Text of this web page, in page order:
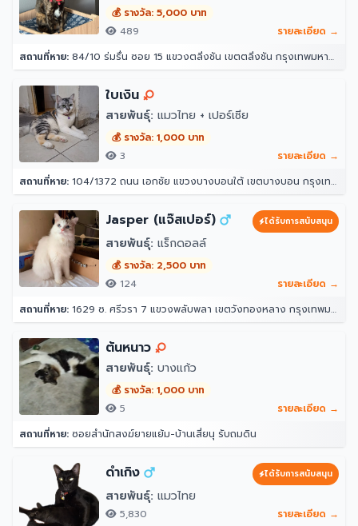
💰 รางวัล: 5,000 บาท
489
รายละเอียด →
สถานที่หาย: 84/10 ร่มรื่น ซอย 15 แขวงตลิ่งชัน เขตตลิ่งชัน กรุงเทพมหานคร 10170
ใบเงิน
สายพันธุ์: แมวไทย + เปอร์เซีย
💰 รางวัล: 1,000 บาท
3
รายละเอียด →
สถานที่หาย: 104/1372 ถนน เอกชัย แขวงบางบอนใต้ เขตบางบอน กรุงเทพมหานคร 10150
Jasper (แจ๊สเปอร์) ได้รับการสนับสนุน
สายพันธุ์: แร็กดอลล์
💰 รางวัล: 2,500 บาท
124
รายละเอียด →
สถานที่หาย: 1629 ซ. ศรีวรา 7 แขวงพลับพลา เขตวังทองหลาง กรุงเทพมหานคร 10312
ต้นหนาว
สายพันธุ์: บางแก้ว
💰 รางวัล: 1,000 บาท
5
รายละเอียด →
สถานที่หาย: ซอยสำนักสงฆ์ยายแย้ม-บ้านเสี่ยนุ รับถมดิน
ดำเกิง ได้รับการสนับสนุน
สายพันธุ์: แมวไทย
5,830 รายละเอียด →